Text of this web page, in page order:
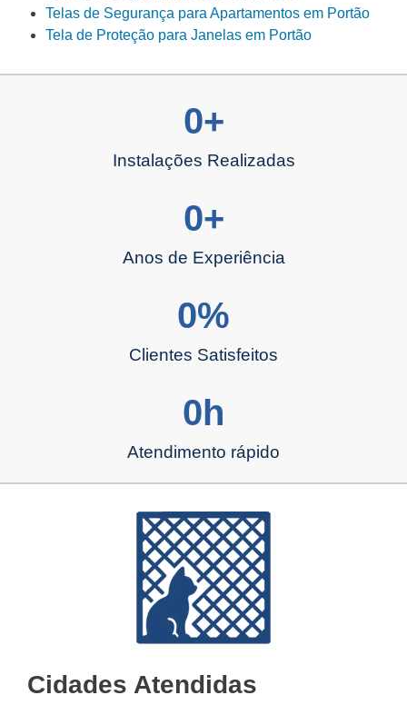
Telas de Segurança para Apartamentos em Portão
Tela de Proteção para Janelas em Portão
Instalações Realizadas
0+
Anos de Experiência
0+
Clientes Satisfeitos
0%
Atendimento rápido
0h
Cidades Atendidas